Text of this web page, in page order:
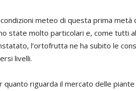
meteo di questa prima metà
state molto particolari e, come tutti
l’ortofrutta ne ha subito le
livelli.
quanto riguarda il mercato delle piante